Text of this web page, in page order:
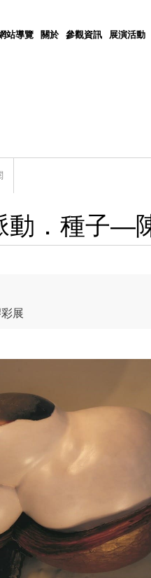
站導覽 關於 參觀資訊 展演活動
動．種子—
展